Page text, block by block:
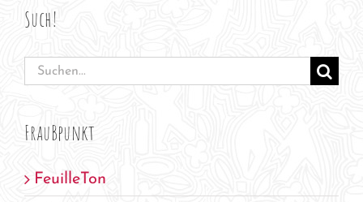
Such!
Suche
nach:
FrauBpunkt
FeuilleTon